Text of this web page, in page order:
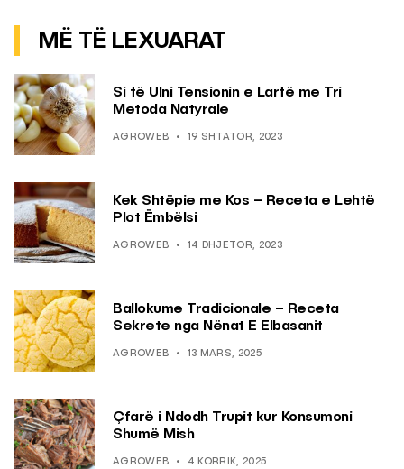
MË TË LEXUARAT
Si të Ulni Tensionin e Lartë me Tri
Metoda Natyrale
AGROWEB 19 SHTATOR, 2023
Kek Shtëpie me Kos – Receta e Lehtë
Plot Ëmbëlsi
AGROWEB 14 DHJETOR, 2023
Ballokume Tradicionale – Receta
Sekrete nga Nënat E Elbasanit
AGROWEB 13 MARS, 2025
Çfarë i Ndodh Trupit kur Konsumoni
Shumë Mish
AGROWEB 4 KORRIK, 2025